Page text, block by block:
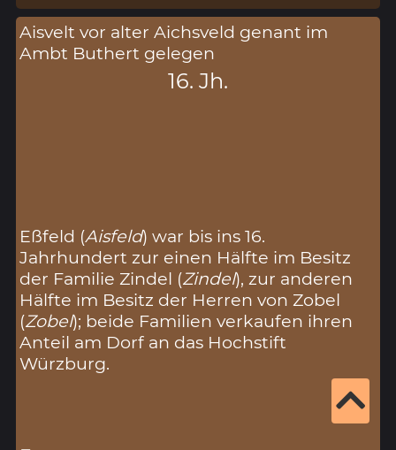
Aisvelt vor alter Aichsveld genant im
Ambt Buthert gelegen
16. Jh.
Eßfeld (Aisfeld) war bis ins 16.
Jahrhundert zur einen Hälfte im Besitz
der Familie Zindel (Zindel), zur anderen
Hälfte im Besitz der Herren von Zobel
(Zobel); beide Familien verkaufen ihren
Anteil am Dorf an das Hochstift
Würzburg.